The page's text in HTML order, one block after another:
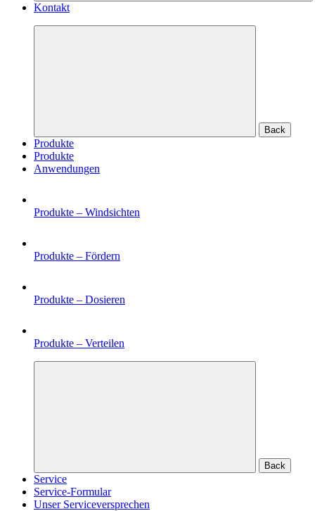
Kontakt
Back
Produkte
Produkte
Anwendungen
Produkte – Windsichten
Produkte – Fördern
Produkte – Dosieren
Produkte – Verteilen
Back
Service
Service-Formular
Unser Serviceversprechen